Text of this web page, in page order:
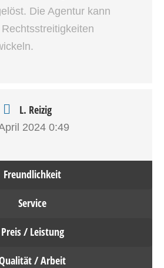
Die Agentur kann
L. Reizig
2024 0:49
Freundlichkeit
Service
Preis / Leistung
/ Arbeit